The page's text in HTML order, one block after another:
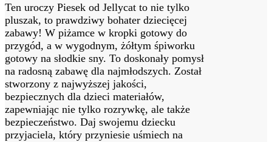
Ten uroczy Piesek od Jellycat to nie tylko
pluszak, to prawdziwy bohater dziecięcej
zabawy! W piżamce w kropki gotowy do
przygód, a w wygodnym, żółtym śpiworku
gotowy na słodkie sny. To doskonały pomysł
na radosną zabawę dla najmłodszych. Został
stworzony z najwyższej jakości,
bezpiecznych dla dzieci materiałów,
zapewniając nie tylko rozrywkę, ale także
bezpieczeństwo. Daj swojemu dziecku
przyjaciela, który przyniesie uśmiech na